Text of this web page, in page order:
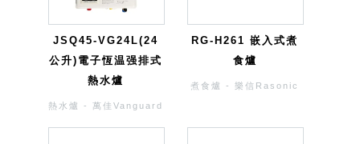
JSQ45-VG24L(24
公升)電子恆温强排式
熱水爐
熱水爐 - 萬佳Vanguard
RG-H261 嵌入式煮
食爐
煮食爐 - 樂信Rasonic